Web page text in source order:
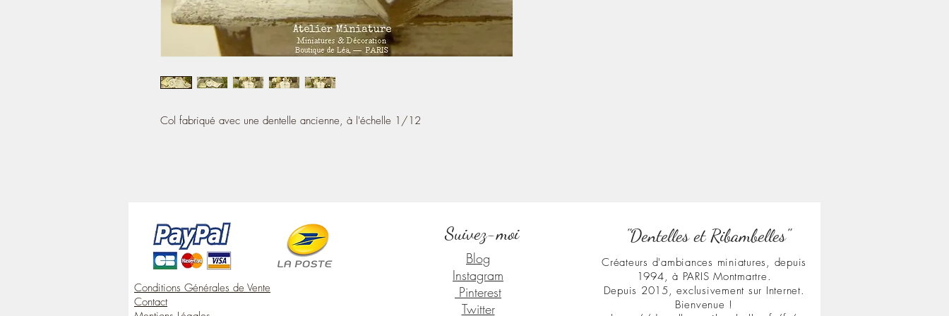
Col fabriqué avec une dentelle ancienne, à l'échelle 1/12
Conditions Générales de Vente
Contact
Suivez-moi
Blog
Instagram
Pinterest
Twitter
"Dentelles et Ribambelles"
Créateurs d'ambiances miniatures, depuis
1994, à PARIS Montmartre.
Depuis 2015, exclusivement sur Internet.
Bienvenue !